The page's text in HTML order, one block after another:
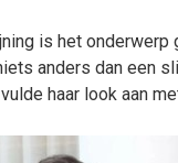
is het
anders dan een
haar look aan